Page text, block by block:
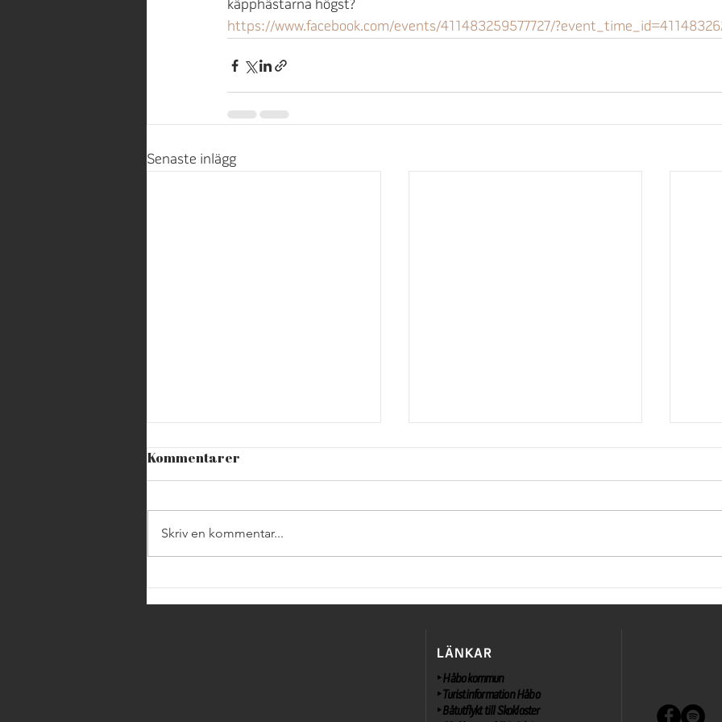
käpphästarna högst?
https://www.facebook.com/events/411483259577727/
Senaste inlägg
Håbo kommun firar
Nationaldagen i Skokloster
Slottet har öppet alla
helger i maj
Kommentarer
Skriv en kommentar...
LÄNKAR
‣ Håbo kommun
‣Turistinformation Håbo
‣Båtutflykt till Skokloster